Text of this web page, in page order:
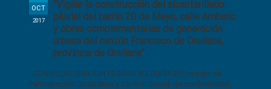
“Vigilar la construcción del alcantarillado
pluvial del barrio 20 de Mayo, calle Ambato
y obras complementarias de generación
urbana del cantón Francisco de Orellana,
provincia de Orellana”
OCT
2017
CONVOCATORIA A INTEGRAR VEEDURÍA El Consejo de
Participación Ciudadana y Control Social, de conformidad